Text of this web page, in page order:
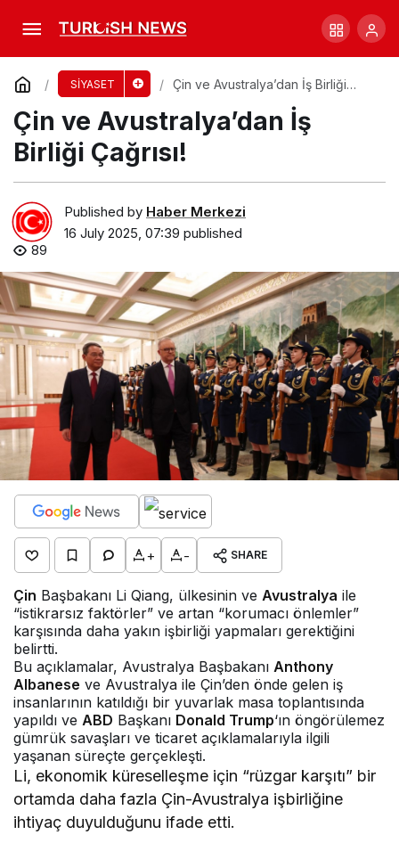
SİYASET
Çin ve Avustralya’dan İş Birliği
Çin ve Avustralya’dan İş
Birliği Çağrısı!
Published by Haber Merkezi
16 July 2025, 07:39 published
89
+ - SHARE
Çin Başbakanı Li Qiang, ülkesinin ve Avustralya ile
“istikrarsız faktörler” ve artan “korumacı önlemler”
karşısında daha yakın işbirliği yapmaları gerektiğini
belirtti.
Bu açıklamalar, Avustralya Başbakanı Anthony
Albanese ve Avustralya ile Çin’den önde gelen iş
insanlarının katıldığı bir yuvarlak masa toplantısında
yapıldı ve ABD Başkanı Donald Trump‘ın öngörülemez
gümrük savaşları ve ticaret açıklamalarıyla ilgili
yaşanan süreçte gerçekleşti.
Li, ekonomik küreselleşme için “rüzgar karşıtı” bir
ortamda daha fazla Çin-Avustralya işbirliğine
ihtiyaç duyulduğunu ifade etti.
Bağımsız Boele, Hukuki Mücadele İçin
Destek İstiyor
Comment Share